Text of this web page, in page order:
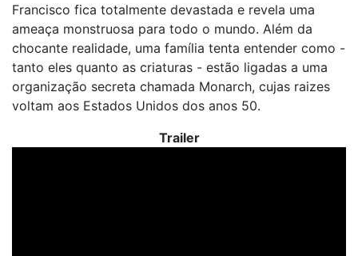
Francisco fica totalmente devastada e revela uma
ameaça monstruosa para todo o mundo. Além da
chocante realidade, uma família tenta entender como -
tanto eles quanto as criaturas - estão ligadas a uma
organização secreta chamada Monarch, cujas raizes
voltam aos Estados Unidos dos anos 50.
Trailer